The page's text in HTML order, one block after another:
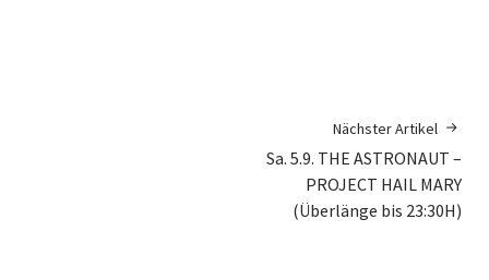
Nächster Artikel
Sa. 5.9. THE ASTRONAUT –
PROJECT HAIL MARY
(Überlänge bis 23:30H)